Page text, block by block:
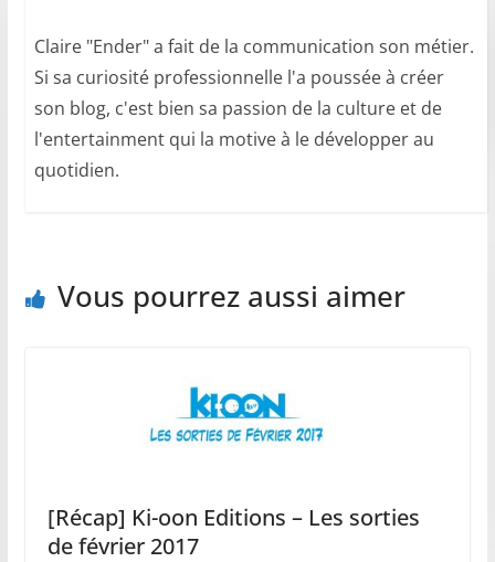
Claire "Ender" a fait de la communication son métier.
Si sa curiosité professionnelle l'a poussée à créer
son blog, c'est bien sa passion de la culture et de
l'entertainment qui la motive à le développer au
quotidien.
Vous pourrez aussi aimer
[Récap] Ki-oon Editions – Les sorties
de février 2017